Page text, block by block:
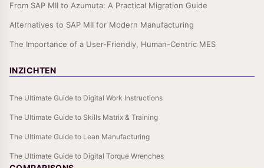
From SAP MII to Azumuta: A Practical Migration Guide
Alternatives to SAP MII for Modern Manufacturing
The Importance of a User-Friendly, Human-Centric MES
INZICHTEN
The Ultimate Guide to Digital Work Instructions
The Ultimate Guide to Skills Matrix & Training
The Ultimate Guide to Lean Manufacturing
The Ultimate Guide to Digital Torque Wrenches